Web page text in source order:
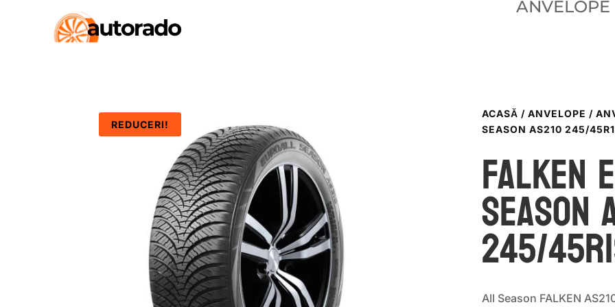
ANVELOPE
REDUCERI!
ACASĂ / ANVELOPE /
SEASON AS210 245/
Falken
SEASON
245/
All Season FALKEN